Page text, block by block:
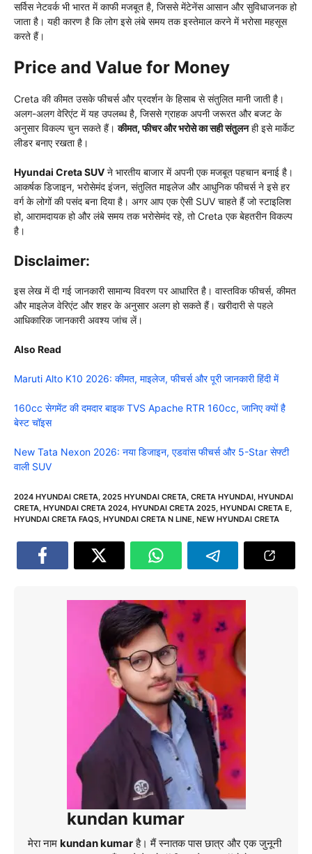
सर्विस नेटवर्क भी भारत में काफी मजबूत है, जिससे मेंटेनेंस आसान और सुविधाजनक हो
जाता है। यही कारण है कि लोग इसे लंबे समय तक इस्तेमाल करने में भरोसा महसूस
करते हैं।
Price and Value for Money
Creta की कीमत उसके फीचर्स और प्रदर्शन के हिसाब से संतुलित मानी जाती है।
अलग-अलग वेरिएंट में यह उपलब्ध है, जिससे ग्राहक अपनी जरूरत और बजट के
अनुसार विकल्प चुन सकते हैं।कीमत, फीचर और भरोसे का सही संतुलनही इसे मार्केट
लीडर बनाए रखता है।
Hyundai Creta SUV ने भारतीय बाजार में अपनी एक मजबूत पहचान बनाई है।
आकर्षक डिजाइन, भरोसेमंद इंजन, संतुलित माइलेज और आधुनिक फीचर्स ने इसे हर
वर्ग के लोगों की पसंद बना दिया है। अगर आप एक ऐसी SUV चाहते हैं जो स्टाइलिश
हो, आरामदायक हो और लंबे समय तक भरोसेमंद रहे, तो Creta एक बेहतरीन विकल्प
है।
Disclaimer:
इस लेख में दी गई जानकारी सामान्य विवरण पर आधारित है। वास्तविक फीचर्स, कीमत
और माइलेज वेरिएंट और शहर के अनुसार अलग हो सकते हैं। खरीदारी से पहले
आधिकारिक जानकारी अवश्य जांच लें।
Also Read
Maruti Alto K10 2026: कीमत, माइलेज, फीचर्स और पूरी जानकारी हिंदी में
160cc सेगमेंट की दमदार बाइक TVS Apache RTR 160cc, जानिए क्यों है
बेस्ट चॉइस
New Tata Nexon 2026: नया डिजाइन, एडवांस फीचर्स और 5-Star सेफ्टी
वाली SUV
2024 HYUNDAI CRETA, 2025 HYUNDAI CRETA, CRETA HYUNDAI, HYUNDAI
CRETA, HYUNDAI CRETA 2024, HYUNDAI CRETA 2025, HYUNDAI CRETA E,
HYUNDAI CRETA FAQS, HYUNDAI CRETA N LINE, NEW HYUNDAI CRETA
kundan kumar
मेरा नाम kundan kumarहै। मैं स्नातक पास छात्र और एक जुनूनी